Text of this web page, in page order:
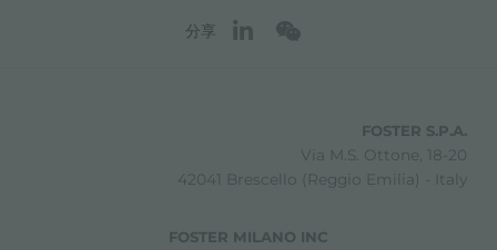
分享
FOSTER S.P.A.
Via M.S. Ottone, 18-20
42041 Brescello (Reggio Emilia) - Italy
FOSTER MILANO INC